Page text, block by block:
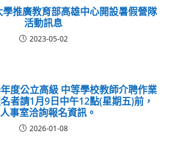
推廣教育部高雄中心開設暑假營隊
活動訊息
2023-05-02
度公立高級 中等學校教師介聘作業
者請1月9日中午12點(星期五)前，
事室洽詢報名資訊。
2026-01-08